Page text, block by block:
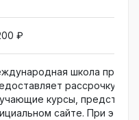
₽
школа
рассрочку на
курсы,
сайте. При этом